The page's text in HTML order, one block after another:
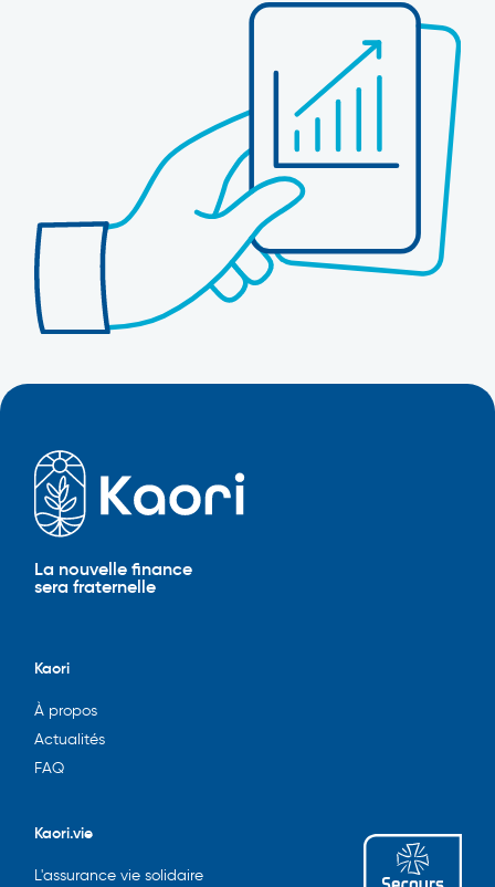
La nouvelle finance
sera fraternelle
Kaori
À propos
Actualités
FAQ
Kaori.vie
L'assurance vie solidaire